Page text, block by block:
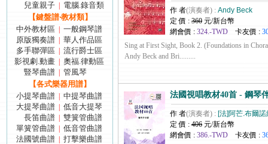
兒童親子
電腦.錄音類
【鍵盤譜‧教材類】
中外教材區
一般鋼琴譜
原版獨奏譜
華人作品區
多手聯彈區
流行爵士區
影視劇.動畫
奧福.律動區
豎琴曲譜
管風琴
【各式樂器用譜】
小提琴曲譜
中提琴曲譜
大提琴曲譜
低音大提琴
長笛曲譜
雙簧管曲譜
單簧管曲譜
低音管曲譜
法國號曲譜
打擊樂曲譜
作 者(演奏者) : Andy Beck
定 價 : 360 元/新台幣
網會價 : 324.-TWD 卡友價 :
Sing at First Sight, Book 2. (Foundations in
Andy Beck and Bri.........
法國視唱教材40首 - 鋼琴
作 者(演奏者) : [法]阿芒.布爾諾
定 價 : 406 元/新台幣
網會價 : 386.-TWD 卡友價 :